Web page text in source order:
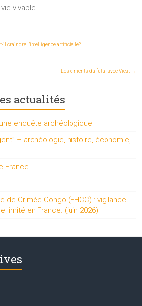
vivable.
il craindre l’intelligence artificielle?
Les ciments du futur avec Vicat →
actualités
enquête archéologique
– archéologie, histoire, économie,
France
de Crimée Congo (FHCC) : vigilance
limité en France. (juin 2026)